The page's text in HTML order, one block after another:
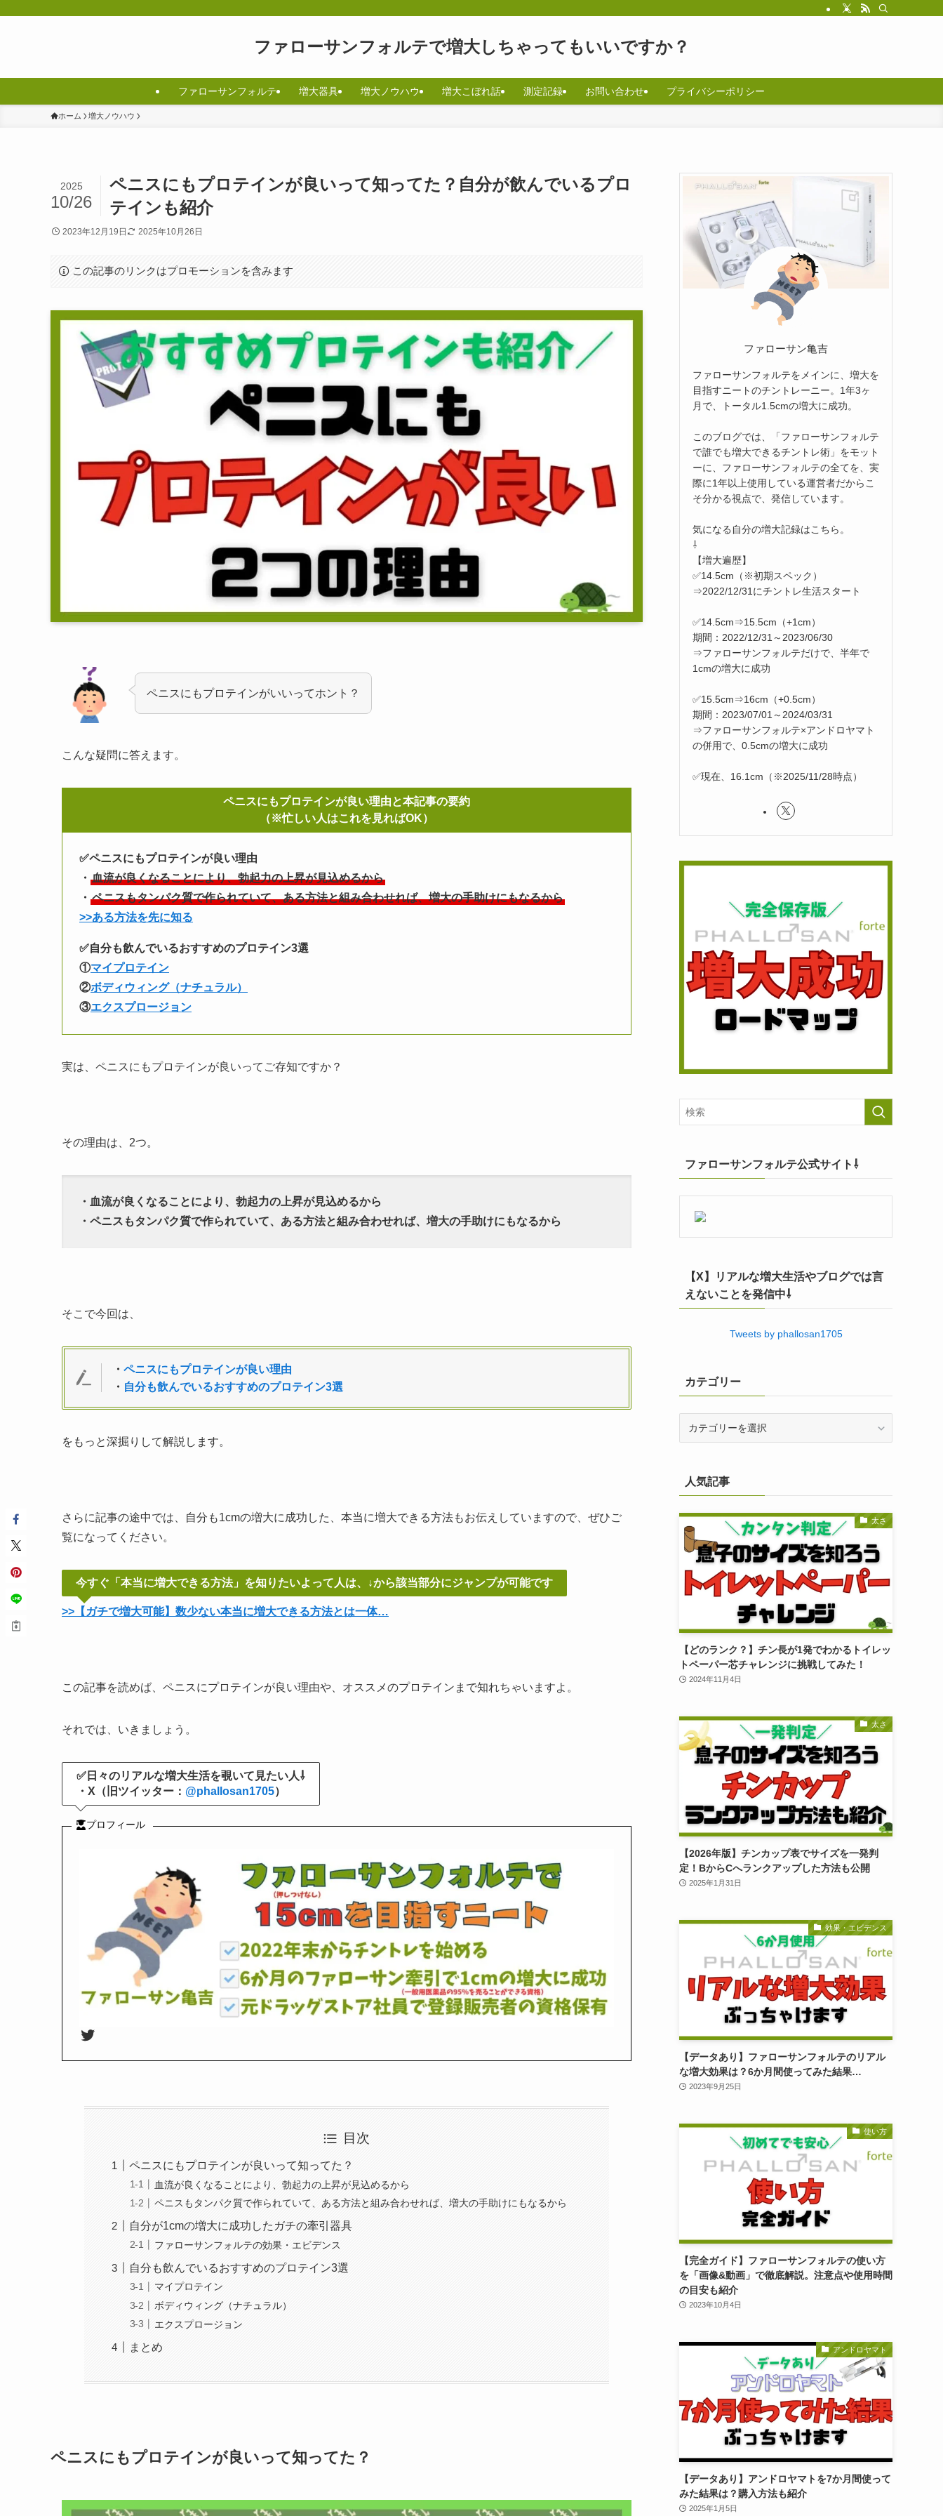
ファローサンフォルテで増大しちゃってもいいですか？
ファローサンフォルテ 増大器具 増大ノウハウ 増大こぼれ話 測定記録 お問い合わせ プライバシーポリシー
ホーム 増大ノウハウ
ペニスにもプロテインが良いって知ってた？自分が飲んでいるプロ
テインも紹介
2025
10/26
2023年12月19日 2025年10月26日
この記事のリンクはプロモーションを含みます
ペニスにもプロテインがいいってホント？
こんな疑問に答えます。
ペニスにもプロテインが良い理由と本記事の要約
（※忙しい人はこれを見ればOK）
✅ペニスにもプロテインが良い理由
・ 血流が良くなることにより、勃起力の上昇が見込めるから
・ ペニスもタンパク質で作られていて、ある方法と組み合わせれば、増大の手助けにもなるから
>>ある方法を先に知る
✅自分も飲んでいるおすすめのプロテイン3選
①マイプロテイン
②ボディウィング（ナチュラル）
③エクスプロージョン
実は、ペニスにもプロテインが良いってご存知ですか？
その理由は、2つ。
・血流が良くなることにより、勃起力の上昇が見込めるから
・ペニスもタンパク質で作られていて、ある方法と組み合わせれば、増大の手助けにもなるから
そこで今回は、
・ ペニスにもプロテインが良い理由
・ 自分も飲んでいるおすすめのプロテイン3選
をもっと深掘りして解説します。
さらに記事の途中では、自分も1cmの増大に成功した、本当に増大できる方法もお伝えしていますので、ぜひご
覧になってください。
今すぐ「本当に増大できる方法」を知りたいよって人は、↓から該当部分にジャンプが可能です
>>【ガチで増大可能】数少ない本当に増大できる方法とは一体…
この記事を読めば、ペニスにプロテインが良い理由や、オススメのプロテインまで知れちゃいますよ。
それでは、いきましょう。
✅日々のリアルな増大生活を覗いて見たい人⇩
・X（旧ツイッター： @phallosan1705）
プロフィール
Twitter
目次
ペニスにもプロテインが良いって知ってた？
血流が良くなることにより、勃起力の上昇が見込めるから
ペニスもタンパク質で作られていて、ある方法と組み合わせれば、増大の手助けにもなるから
自分が1cmの増大に成功したガチの牽引器具
ファローサンフォルテの効果・エビデンス
自分も飲んでいるおすすめのプロテイン3選
マイプロテイン
ボディウィング（ナチュラル）
エクスプロージョン
まとめ
ペニスにもプロテインが良いって知ってた？
ファローサン亀吉
ファローサンフォルテをメインに、増大を
目指すニートのチントレーニー。1年3ヶ
月で、トータル1.5cmの増大に成功。
このブログでは、「ファローサンフォルテ
で誰でも増大できるチントレ術」をモット
ーに、ファローサンフォルテの全てを、実
際に1年以上使用している運営者だからこ
そ分かる視点で、発信しています。
気になる自分の増大記録はこちら。
⇩
【増大遍歴】
✅14.5cm（※初期スペック）
⇒2022/12/31にチントレ生活スタート
✅14.5cm⇒15.5cm（+1cm）
期間：2022/12/31～2023/06/30
⇒ファローサンフォルテだけで、半年で
1cmの増大に成功
✅15.5cm⇒16cm（+0.5cm）
期間：2023/07/01～2024/03/31
⇒ファローサンフォルテ×アンドロヤマト
の併用で、0.5cmの増大に成功
✅現在、16.1cm（※2025/11/28時点）
ファローサンフォルテ公式サイト⇩
【X】リアルな増大生活やブログでは言
えないことを発信中⇩
Tweets by phallosan1705
カテゴリー
ー人気記事
太さ
【どのランク？】チン長が1発でわかるトイレッ
トペーパー芯チャレンジに挑戦してみた！
2024年11月4日
太さ
【2026年版】チンカップ表でサイズを一発判
定！BからCへランクアップした方法も公開
2025年1月31日
効果・エビデンス
【データあり】ファローサンフォルテのリアル
な増大効果は？6か月間使ってみた結果…
2023年9月25日
使い方
【完全ガイド】ファローサンフォルテの使い方
を「画像&動画」で徹底解説。注意点や使用時間
の目安も紹介
2023年10月4日
アンドロヤマト
【データあり】アンドロヤマトを7か月間使って
みた結果は？購入方法も紹介
2025年1月5日